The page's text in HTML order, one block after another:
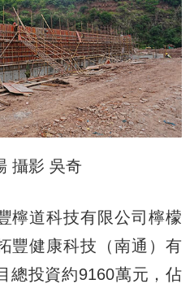
攝影 吳奇
道科技有限公司檸檬
豐健康科技（南通）有
總投資約9160萬元，佔